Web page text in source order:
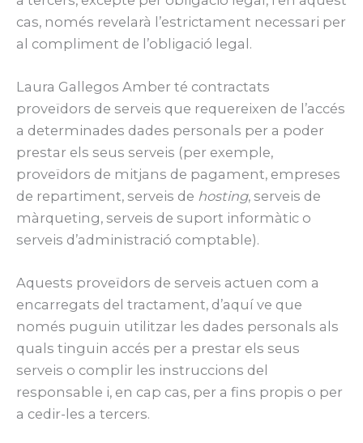
cas, només revelarà l’estrictament necessari per
al compliment de l’obligació legal.
Laura Gallegos Amber té contractats
proveïdors de serveis que requereixen de l’accés
a determinades dades personals per a poder
prestar els seus serveis (per exemple,
proveïdors de mitjans de pagament, empreses
de repartiment, serveis de hosting, serveis de
màrqueting, serveis de suport informàtic o
serveis d’administració comptable).
Aquests proveïdors de serveis actuen com a
encarregats del tractament, d’aquí ve que
només puguin utilitzar les dades personals als
quals tinguin accés per a prestar els seus
serveis o complir les instruccions del
responsable i, en cap cas, per a fins propis o per
a cedir-les a tercers.